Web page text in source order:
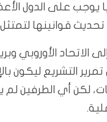
يوجب على الدول
قوانينها لتمتثل
الاتحاد الأوروبي
تمرير التشريع ليكون
لكن أي الطرفين